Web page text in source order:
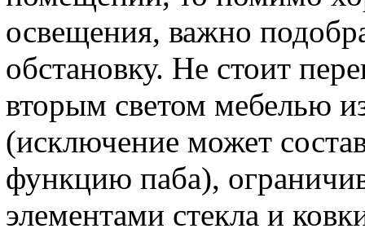
освещения, важно
обстановку. Не стоит
вторым светом мебелью
(исключение может
функцию паба),
элементами стекла и